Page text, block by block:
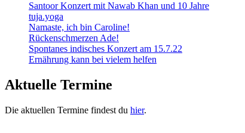
Santoor Konzert mit Nawab Khan und 10 Jahre
tuja.yoga
Namaste, ich bin Caroline!
Rückenschmerzen Ade!
Spontanes indisches Konzert am 15.7.22
Ernährung kann bei vielem helfen
Aktuelle Termine
Die aktuellen Termine findest du hier.